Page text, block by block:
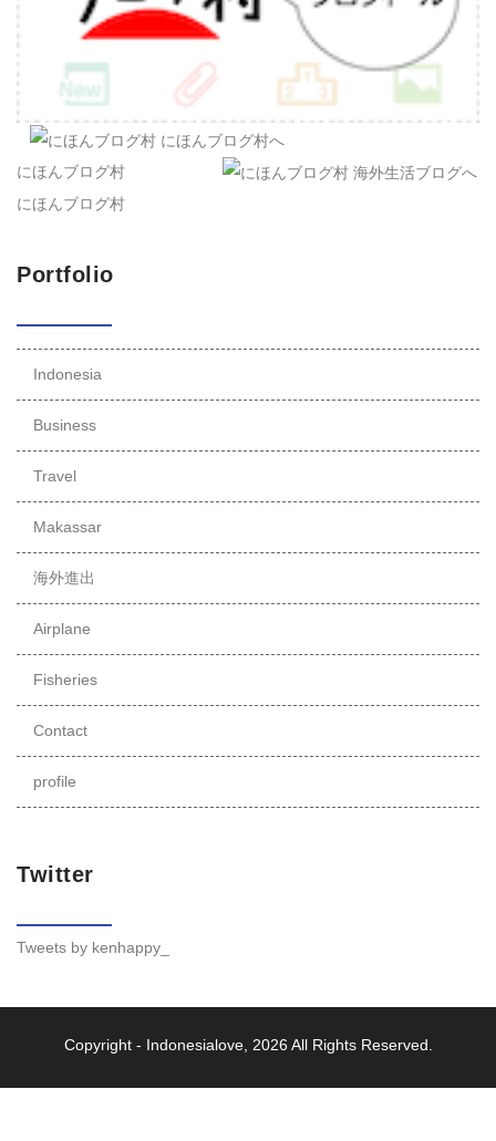
にほんブログ村
にほんブログ村
Portfolio
Indonesia
Business
Travel
Makassar
海外進出
Airplane
Fisheries
Contact
profile
Twitter
Tweets by kenhappy_
Copyright - Indonesialove, 2026 All Rights Reserved.